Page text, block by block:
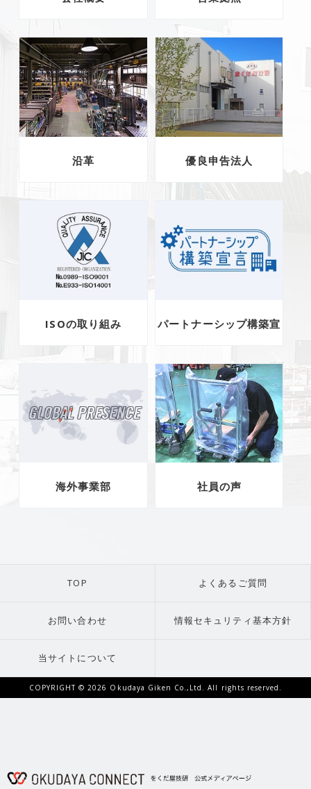
沿革 優良申告法人
ISOの取り組み パートナーシップ構築宣
言
海外事業部 社員の声
TOP よくあるご質問
お問い合わせ 情報セキュリティ基本方針
当サイトについて
COPYRIGHT ©2026 Okudaya Giken Co.,Ltd. All rights reserved.